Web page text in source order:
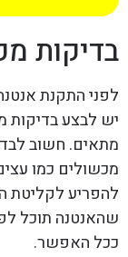
בדיקות
לפני התקנת
יש לבצע בדיקות
מתאים. חשוב
מכשולים כמו
להפריע לקליטת
שהאנטנה תוכל
ככל האפשר.